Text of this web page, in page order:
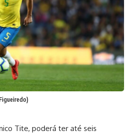
Tite, poderá ter até seis